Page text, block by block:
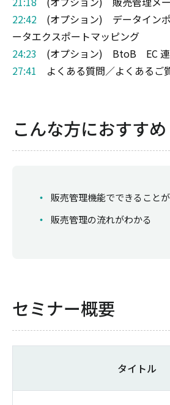
22:42 (オプション) データイン
ータエクスポートマッピング
24:23 (オプション) BtoB EC
27:41 よくある質問／よくあるご
こんな方におすすめ
販売管理機能でできること
販売管理の流れがわかる
セミナー概要
タイトル